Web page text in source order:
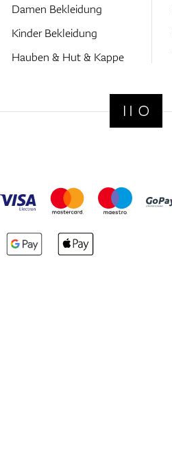
Damen Bekleidung
Kinder Bekleidung
Hauben & Hut & Kappe